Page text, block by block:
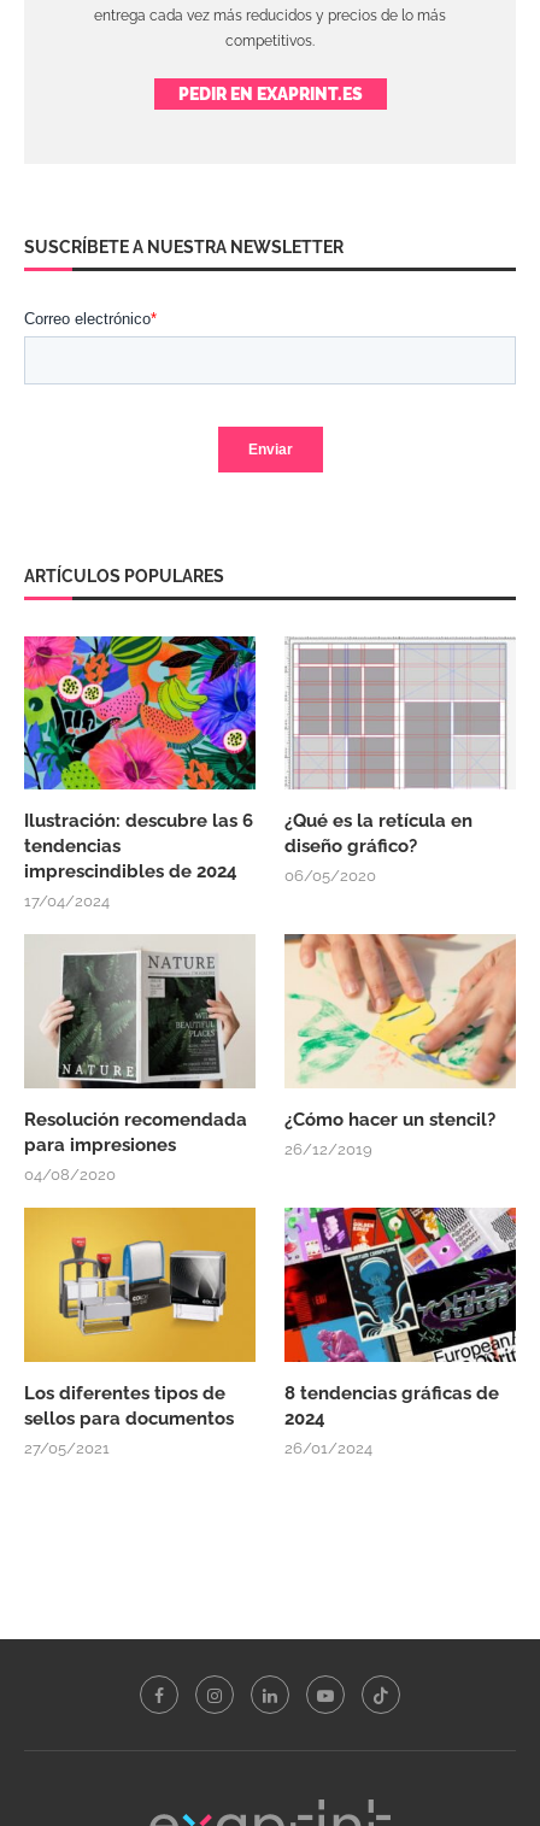
entrega cada vez más reducidos y precios de lo más
competitivos.
PEDIR EN EXAPRINT.ES
SUSCRÍBETE A NUESTRA NEWSLETTER
ARTÍCULOS POPULARES
Ilustración: descubre las 6
tendencias
imprescindibles de 2024
17/04/2024
¿Qué es la retícula en
diseño gráfico?
06/05/2020
Resolución recomendada
para impresiones
04/08/2020
¿Cómo hacer un stencil?
26/12/2019
Los diferentes tipos de
sellos para documentos
27/05/2021
8 tendencias gráficas de
2024
26/01/2024